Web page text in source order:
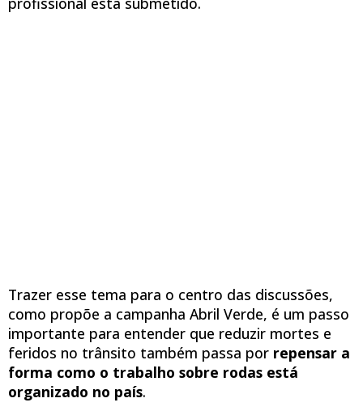
Trazer esse tema para o centro das discussões,
como propõe a campanha Abril Verde, é um passo
importante para entender que reduzir mortes e
feridos no trânsito também passa por repensar a
forma como o trabalho sobre rodas está
organizado no país.